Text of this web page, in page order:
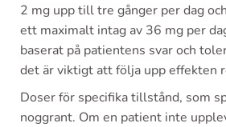
2 mg upp till tre gånger per dag
ett maximalt intag av 36 mg per
baserat på patientens svar och
det är viktigt att följa upp effekten
Doser för specifika tillstånd, som
noggrant. Om en patient inte